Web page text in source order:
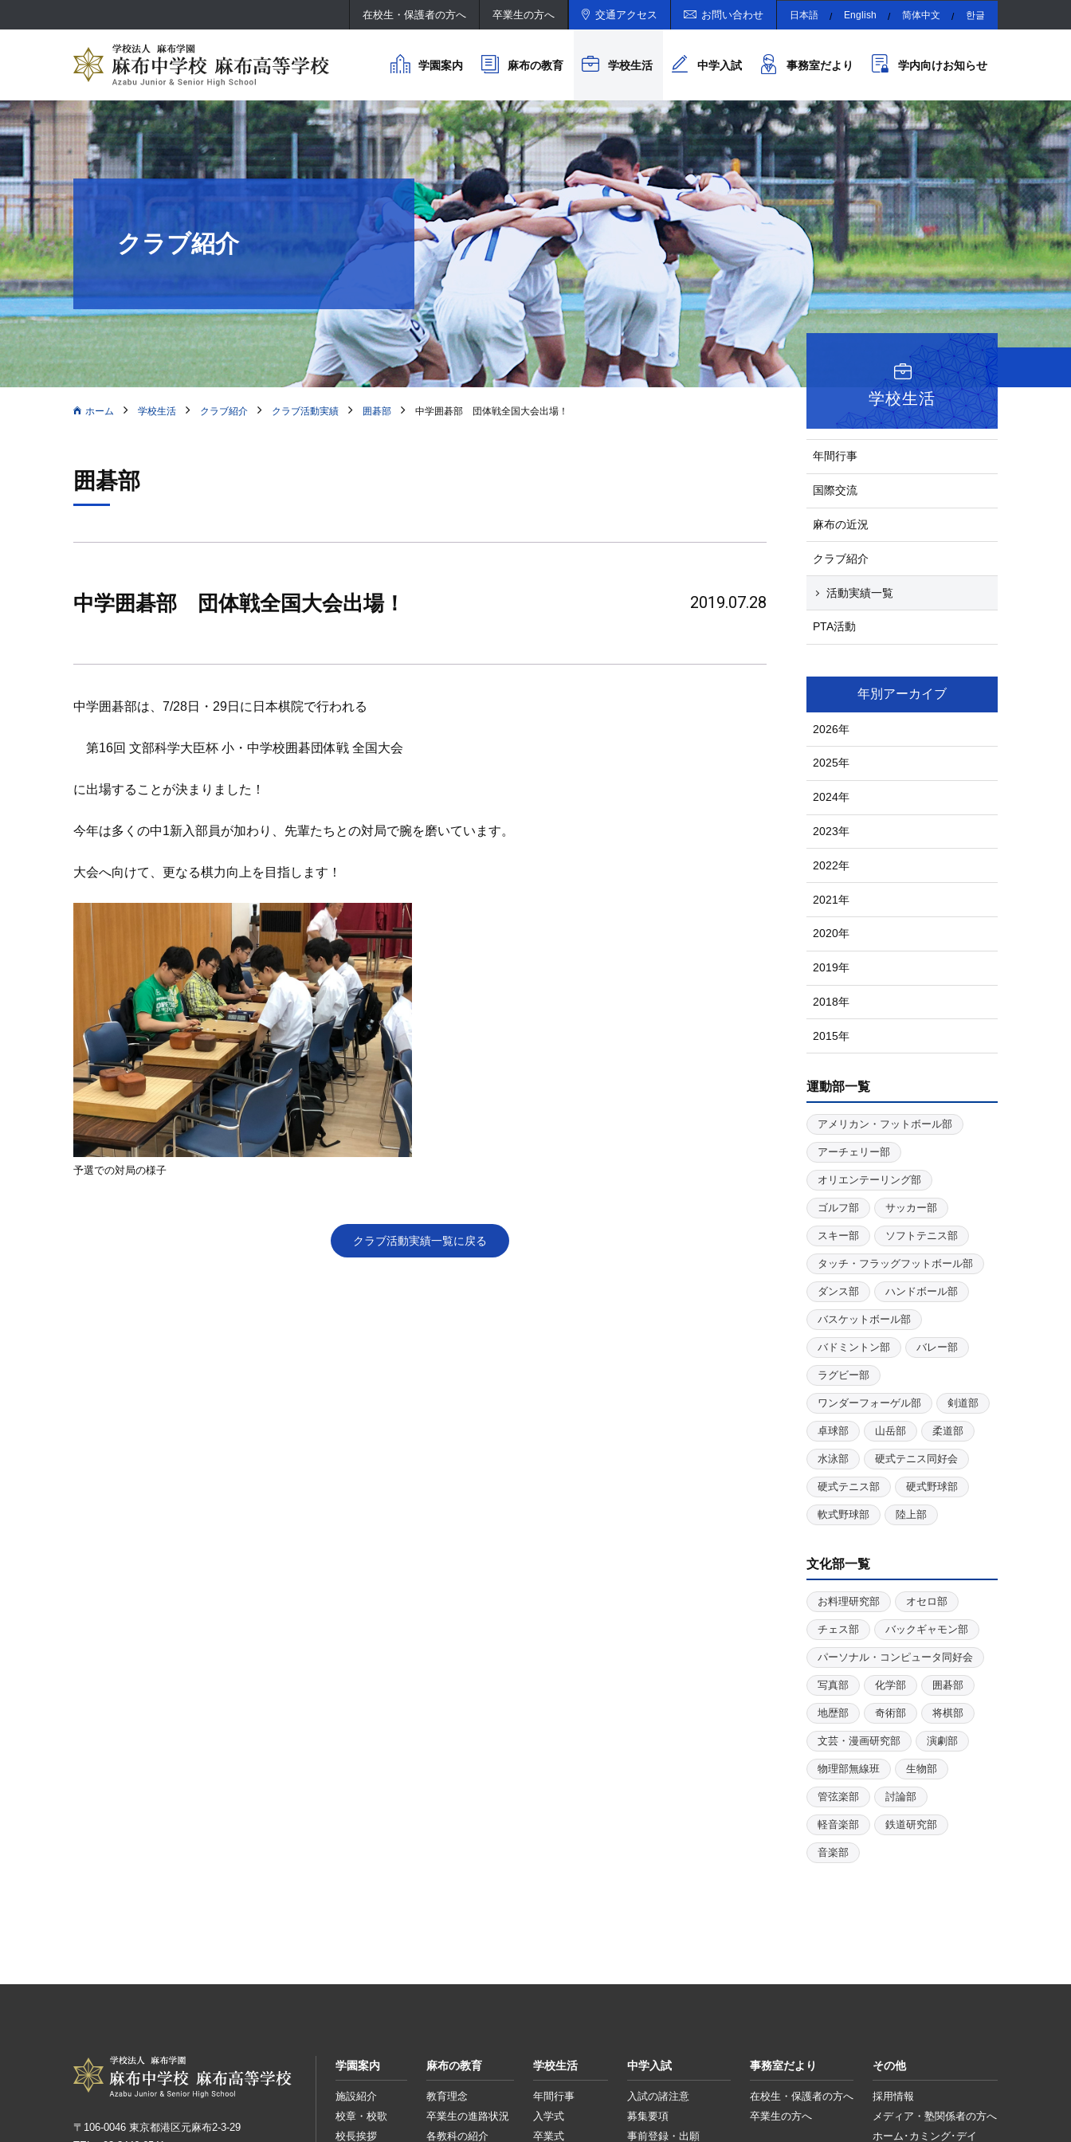
在校生・保護者の方へ 卒業生の方へ 交通アクセス お問い合わせ 日本語 English 简体中文 한글
学園案内 麻布の教育 学校生活 中学入試 事務室だより 学内向けお知らせ
クラブ紹介
ホーム 学校生活 クラブ紹介 クラブ活動実績 囲碁部 中学囲碁部 団体戦全国大会出場！
囲碁部
中学囲碁部 団体戦全国大会出場！ 2019.07.28
中学囲碁部は、7/28日・29日に日本棋院で行われる
第16回 文部科学大臣杯 小・中学校囲碁団体戦 全国大会
に出場することが決まりました！
今年は多くの中1新入部員が加わり、先輩たちとの対局で腕を磨いています。
大会へ向けて、更なる棋力向上を目指します！
予選での対局の様子
クラブ活動実績一覧に戻る
学校生活
年間行事
国際交流
麻布の近況
クラブ紹介
活動実績一覧
PTA活動
年別アーカイブ
2026年
2025年
2024年
2023年
2022年
2021年
2020年
2019年
2018年
2015年
運動部一覧
アメリカン・フットボール部
アーチェリー部
オリエンテーリング部
ゴルフ部 サッカー部
スキー部 ソフトテニス部
タッチ・フラッグフットボール部
ダンス部 ハンドボール部
バスケットボール部
バドミントン部 バレー部
ラグビー部
ワンダーフォーゲル部 剣道部
卓球部 山岳部 柔道部
水泳部 硬式テニス同好会
硬式テニス部 硬式野球部
軟式野球部 陸上部
文化部一覧
お料理研究部 オセロ部
チェス部 バックギャモン部
パーソナル・コンピュータ同好会
写真部 化学部 囲碁部
地歴部 奇術部 将棋部
文芸・漫画研究部 演劇部
物理部無線班 生物部
管弦楽部 討論部
軽音楽部 鉄道研究部
音楽部
〒106-0046 東京都港区元麻布2-3-29
学園案内
施設紹介
校章・校歌
校長挨拶
麻布の教育
教育理念
卒業生の進路状況
各教科の紹介
学校生活
年間行事
入学式
卒業式
中学入試
入試の諸注意
募集要項
事前登録・出願
事務室だより
在校生・保護者の方へ
卒業生の方へ
その他
採用情報
メディア・塾関係者の方へ
ホーム･カミング･デイ